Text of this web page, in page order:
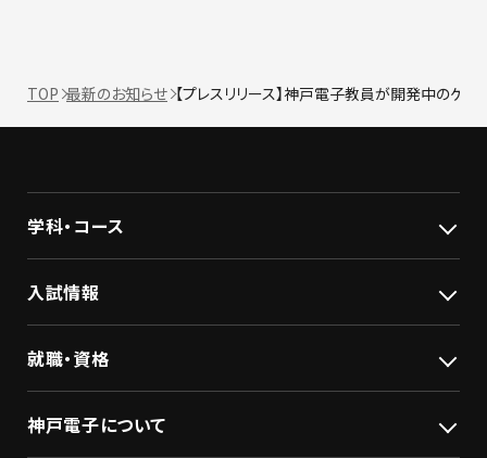
TOP 最新のお知らせ 【プレスリリース】神戸電子教員が開発中のゲー
学科・コース
入試情報
就職・資格
神戸電子について